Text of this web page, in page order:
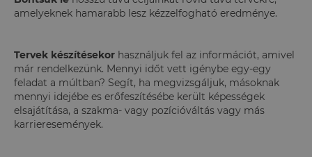
amelyeknek hamarabb lesz kézzelfogható eredménye.
Tervek készítésekor használjuk fel az információt, amivel
már rendelkezünk. Mennyi időt vett igénybe egy-egy
feladat a múltban? Segít, ha megvizsgáljuk, másoknak
mennyi idejébe es erőfeszítésébe került képességek
elsajátítása, a szakma- vagy pozícióváltás vagy más
karrieresemények.